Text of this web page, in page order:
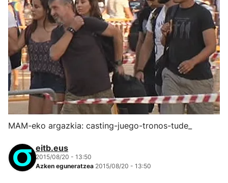
MAM-eko argazkia: casting-juego-tronos-tude_
eitb.eus
2015/08/20 - 13:50
Azken eguneratzea 2015/08/20 - 13:50